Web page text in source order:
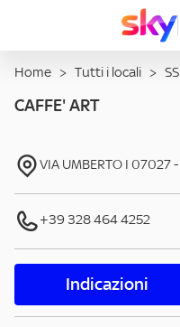
Home > Tutti i locali > SS
CAFFE' ART
VIA UMBERTO I 07027-
+39 328 464 4252
Indicazioni